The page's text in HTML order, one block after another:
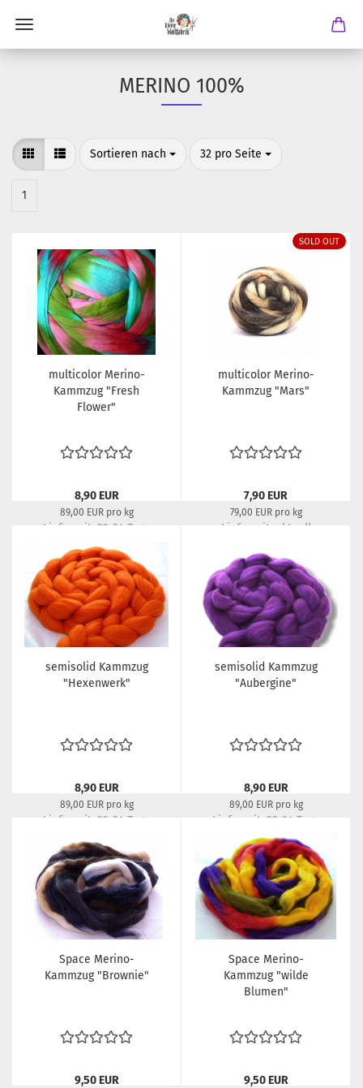
MERINO 100%
Sortieren nach
Sortieren nach 32 pro Seite
pro Seite
1
multicolor Merino-
Kammzug "Fresh
Flower"
8,90 EUR
89,00 EUR pro kg
Lieferzeit: 22-24 Tage
SOLD OUT
multicolor Merino-
Kammzug "Mars"
7,90 EUR
79,00 EUR pro kg
Lieferzeit:
aktuell
semisolid Kammzug
"Hexenwerk"
8,90 EUR
89,00 EUR pro kg
Lieferzeit: 22-24 Tage
semisolid Kammzug
"Aubergine"
8,90 EUR
89,00 EUR pro kg
Lieferzeit: 22-24 Tage
Space Merino-
Kammzug "Brownie"
9,50 EUR
Space Merino-
Kammzug "wilde
Blumen"
9,50 EUR